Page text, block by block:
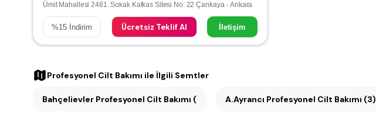
Ümit Mahallesi 2481. Sokak Kafkas Sitesi No: 22 Çankaya - Ankara
%15 İndirim Ücretsiz Teklif Al İletişim
Profesyonel Cilt Bakımı ile İlgili Semtler
Bahçelievler Profesyonel Cilt Bakımı (3) A.Ayrancı Profesyonel Cilt Bakımı (3)